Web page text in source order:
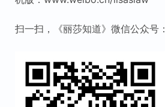
扫一扫，《丽莎知道》微信公众号：